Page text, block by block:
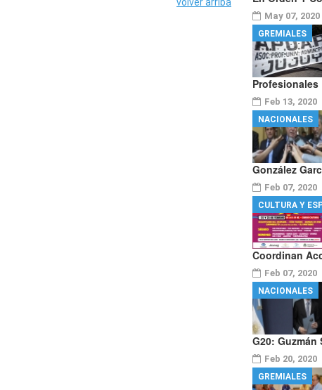
May 07, 2020
Feb 13, 2020
GREMIALES
González
Feb 07, 2020
NACIONALES
Coordinan
Feb 07, 2020
CULTURA Y
G20:
Feb 20, 2020
NACIONALES
GREMIALES